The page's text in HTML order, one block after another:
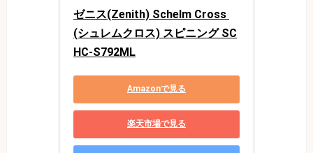
ゼニス(Zenith) Schelm Cross
(シュレムクロス) スピニング SC
HC-S792ML
Amazonで見る
楽天市場で見る